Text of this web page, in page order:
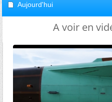
Aujourd'hui
A voir en